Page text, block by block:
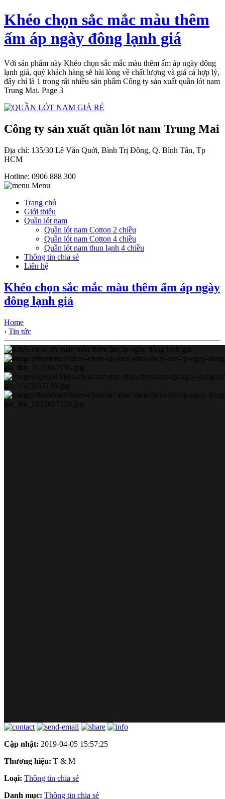
Khéo chọn sắc mắc màu thêm
ấm áp ngày đông lạnh giá
Với sản phẩm này Khéo chọn sắc mắc màu thêm ấm áp ngày đông
lạnh giá, quý khách hàng sẽ hài lòng về chất lượng và giá cả hợp lý,
đây chỉ là 1 trong rất nhiều sản phẩm Công ty sản xuất quần lót nam
Trung Mai. Page 3
Công ty sản xuất quần lót nam Trung Mai
Địa chỉ: 135/30 Lê Văn Quới, Bình Trị Đông, Q. Bình Tân, Tp
HCM
Hotline: 0906 888 300
Menu
Trang chủ
Giới thiệu
Quần lót nam
Quần lót nam Cotton 2 chiều
Quần lót nam Cotton 4 chiều
Quần lót nam thun lạnh 4 chiều
Thông tin chia sẻ
Liên hệ
Khéo chọn sắc mắc màu thêm ấm áp ngày
đông lạnh giá
Home
› Tin tức
Cập nhật: 2019-04-05 15:57:25
Thương hiệu: T & M
Loại: Thông tin chia sẻ
Danh mục: Thông tin chia sẻ